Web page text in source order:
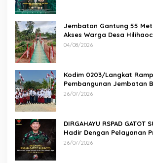
Jembatan Gantung 55
Akses Warga Desa
Aman
04/08/2026
Kodim 0203/Langkat
Pembangunan Jembatan
Paluh Manis
26/07/2026
DIRGAHAYU RSPAD GATOT
Hadir Dengan Pelayanan
Indonesia Maju” 26 JULI
26/07/2026